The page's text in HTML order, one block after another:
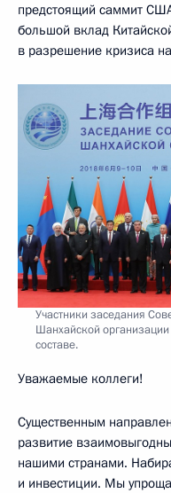
предстоящий саммит
большой вклад
в разрешение кризиса
Участники заседания
Шанхайской
составе.
Уважаемые коллеги!
Существенным
развитие
нашими странами.
и инвестиции. Мы